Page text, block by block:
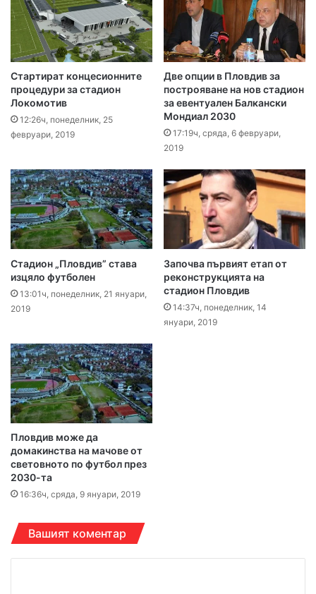
Стартират концесионните
процедури за стадион
Локомотив
12:26ч, понеделник, 25
февруари, 2019
Две опции в Пловдив за
построяване на нов стадион
за евентуален Балкански
Мондиал 2030
17:19ч, сряда, 6 февруари,
2019
Стадион „Пловдив” става
изцяло футболен
13:01ч, понеделник, 21 януари,
2019
Започва първият етап от
реконструкцията на
стадион Пловдив
14:37ч, понеделник, 14
януари, 2019
Пловдив може да
домакинства на мачове от
световното по футбол през
2030-та
16:36ч, сряда, 9 януари, 2019
Вашият коментар